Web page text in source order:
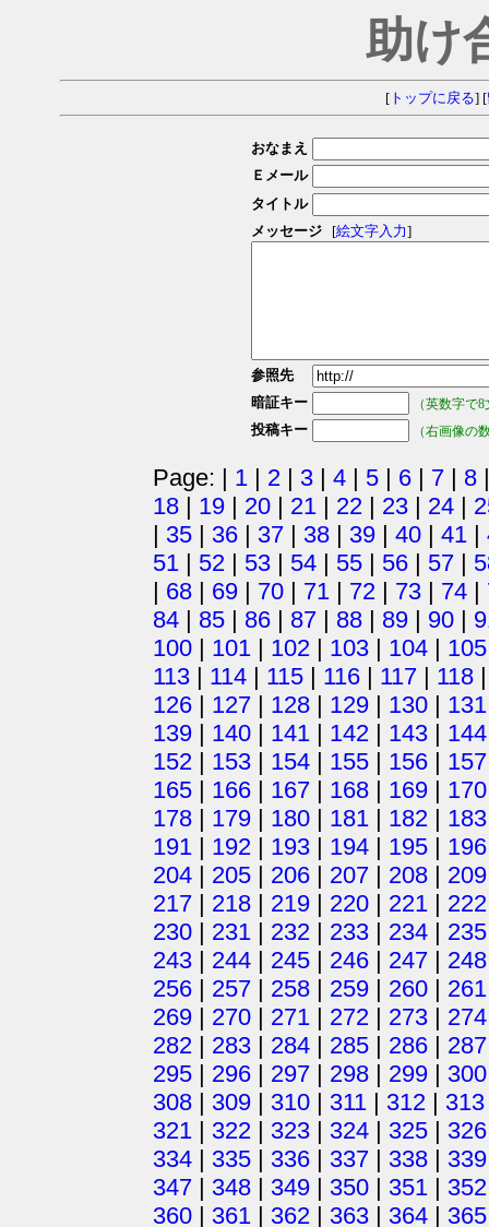
助け
[トップに戻る] [
おなまえ
Ｅメール
タイトル
メッセージ
[絵文字入力]
参照先
暗証キー
（英数字で
投稿キー （右画像の
Page: | 1 | 2 | 3 | 4 | 5 | 6 | 7 | 8
18 | 19 | 20 | 21 | 22 | 23 | 24 |
| 35 | 36 | 37 | 38 | 39 | 40 | 41 |
51 | 52 | 53 | 54 | 55 | 56 | 57 |
| 68 | 69 | 70 | 71 | 72 | 73 | 74 |
84 | 85 | 86 | 87 | 88 | 89 | 90 |
100 | 101 | 102 | 103 | 104 | 105
113 | 114 | 115 | 116 | 117 | 118
126 | 127 | 128 | 129 | 130 | 131
139 | 140 | 141 | 142 | 143 | 144
152 | 153 | 154 | 155 | 156 | 157
165 | 166 | 167 | 168 | 169 | 170
178 | 179 | 180 | 181 | 182 | 183
191 | 192 | 193 | 194 | 195 | 196
204 | 205 | 206 | 207 | 208 | 209
217 | 218 | 219 | 220 | 221 | 222
230 | 231 | 232 | 233 | 234 | 235
243 | 244 | 245 | 246 | 247 | 248
256 | 257 | 258 | 259 | 260 | 261
269 | 270 | 271 | 272 | 273 | 274
282 | 283 | 284 | 285 | 286 | 287
295 | 296 | 297 | 298 | 299 | 300
308 | 309 | 310 | 311 | 312 | 313
321 | 322 | 323 | 324 | 325 | 326
334 | 335 | 336 | 337 | 338 | 339
347 | 348 | 349 | 350 | 351 | 352
360 | 361 | 362 | 363 | 364 | 365